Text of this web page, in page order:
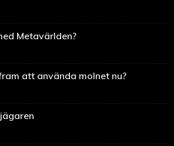
Metavärlden?
att använda molnet nu?